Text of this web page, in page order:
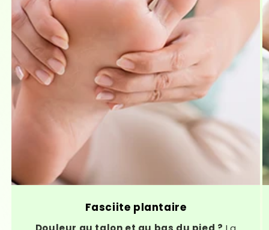
Fasciite plantaire